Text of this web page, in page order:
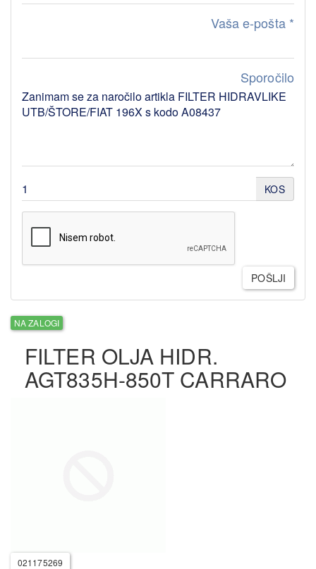
Vaša e-pošta *
Sporočilo
KOS
POŠLJI
NA ZALOGI
FILTER OLJA HIDR.
AGT835H-850T CARRARO
021175269